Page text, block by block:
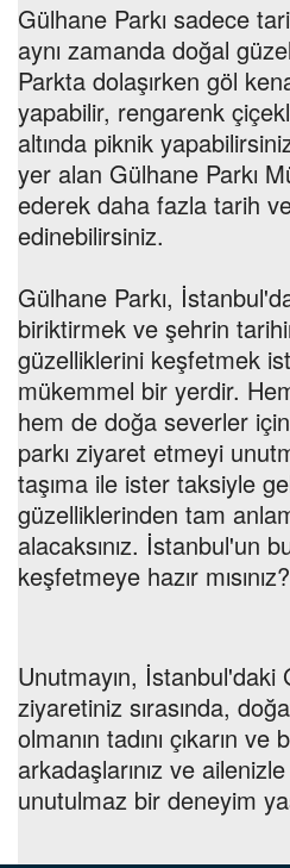
Gülhane Parkı sadece
aynı zamanda doğal
Parkta dolaşırken göl
yapabilir, rengarenk
altında piknik
yer alan Gülhane Parkı
ederek daha fazla tarih
edinebilirsiniz.
Gülhane Parkı,
biriktirmek ve şehrin
güzelliklerini keşfetmek
mükemmel bir yerdir.
hem de doğa severler
parkı ziyaret etmeyi
taşıma ile ister taksiyle
güzelliklerinden tam
alacaksınız. İstanbul'un
keşfetmeye hazır mısınız?
Unutmayın, İstanbul'daki
ziyaretiniz sırasında,
olmanın tadını çıkarın
arkadaşlarınız ve
unutulmaz bir deneyim